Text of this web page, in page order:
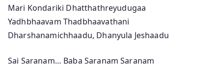
Mari Kondariki Dhatthathreyudugaa
Yadhbhaavam Thadbhaavathani
Dharshanamichhaadu, Dhanyula Jeshaadu
Sai Saranam… Baba Saranam Saranam